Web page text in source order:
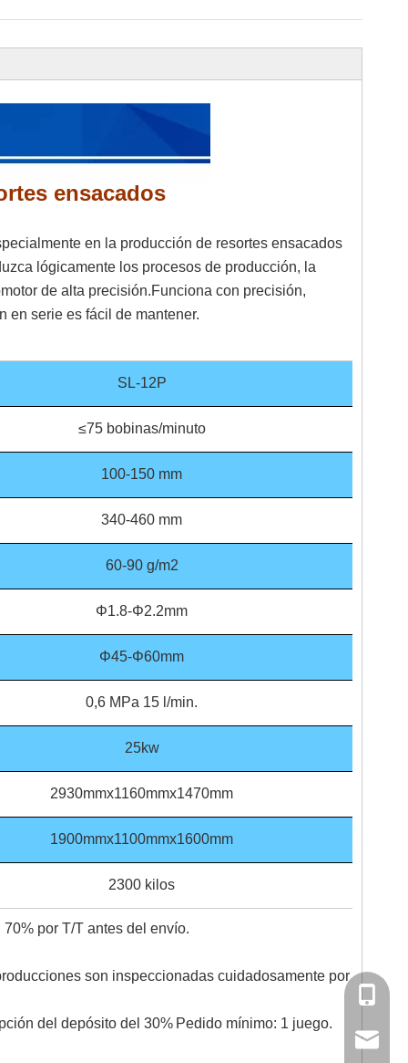
ensacados
en la producción de resortes ensacados
lógicamente los procesos de producción, la
de alta precisión.Funciona con precisión,
en serie es fácil de mantener.
SL-12P
≤75 bobinas/minuto
100-150 mm
340-460 mm
60-90 g/m2
Φ1.8-Φ2.2mm
Φ45-Φ60mm
0,6 MPa 15 l/min.
25kw
2930mmx1160mmx1470mm
1900mmx1100mmx1600mm
2300 kilos
por T/T antes del envío.
son inspeccionadas cuidadosamente por
del depósito del 30% Pedido mínimo: 1 juego.
0086-
0086-